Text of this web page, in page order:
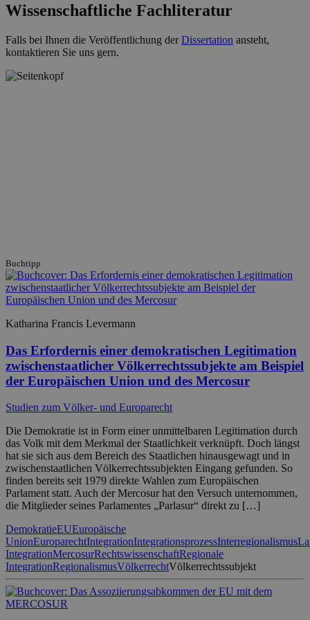
Wissenschaftliche Fachliteratur
Falls bei Ihnen die Veröffentlichung derDissertation ansteht,
kontaktieren Sie uns gern.
Buchtipp
Katharina Francis Levermann
Das Erfordernis einer demokratischen Legitimation
zwischenstaatlicher Völkerrechtssubjekte am Beispiel
der Europäischen Union und des Mercosur
Studien zum Völker- und Europarecht
Die Demokratie ist in Form einer unmittelbaren Legitimation durch
das Volk mit dem Merkmal der Staatlichkeit verknüpft. Doch längst
hat sie sich aus dem Bereich des Staatlichen hinausgewagt und in
zwischenstaatlichen Völkerrechtssubjekten Eingang gefunden. So
finden bereits seit 1979 direkte Wahlen zum Europäischen
Parlament statt. Auch der Mercosur hat den Versuch unternommen,
die Mitglieder seines Parlamentes „Parlasur“ direkt zu […]
DemokratieEUEuropäische
UnionEuroparechtIntegrationIntegrationsprozessInterregionalismus
IntegrationMercosurRechtswissenschaftRegionale
IntegrationRegionalismusVölkerrechtVölkerrechtssubjekt